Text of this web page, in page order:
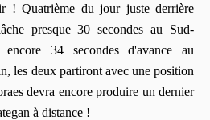
! Quatrième du jour juste derrière
presque 30 secondes au Sud-
34 secondes d'avance au
les deux partiront avec une position
devra encore produire un dernier
à distance !